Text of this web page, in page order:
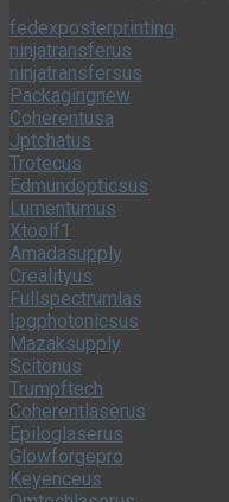
fedexposterprinting
ninjatransferus
ninjatransfersus
Packagingnew
Coherentusa
Jptchatus
Trotecus
Edmundopticsus
Lumentumus
Xtoolf1
Amadasupply
Crealityus
Fullspectrumlas
Ipgphotonicsus
Mazaksupply
Scitonus
Trumpftech
Coherentlaserus
Epiloglaserus
Glowforgepro
Keyenceus